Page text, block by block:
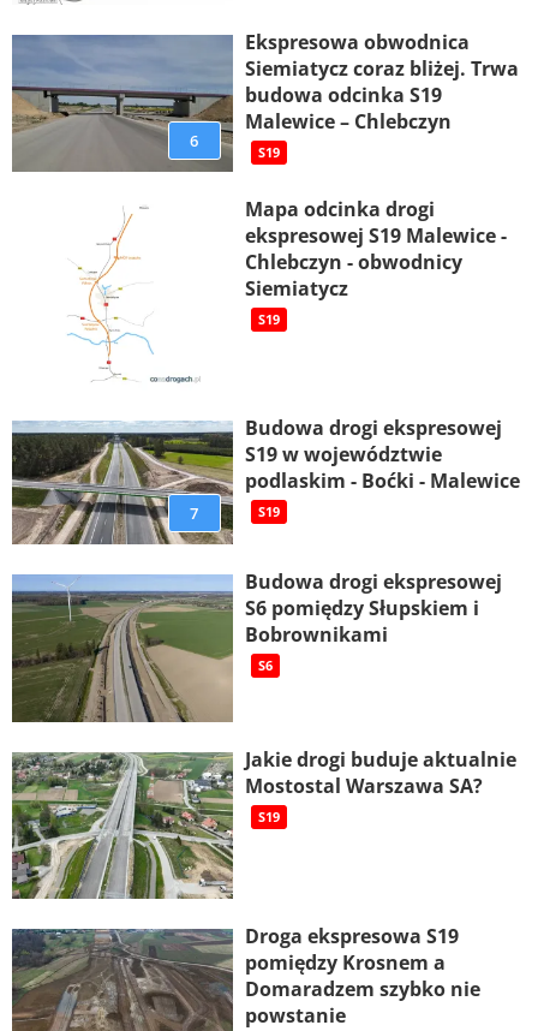
6
Ekspresowa obwodnica
Siemiatycz coraz bliżej. Trwa
budowa odcinka S19
Malewice – Chlebczyn
S19
Mapa odcinka drogi
ekspresowej S19 Malewice -
Chlebczyn - obwodnicy
Siemiatycz
S19
7
Budowa drogi ekspresowej
S19 w województwie
podlaskim - Boćki - Malewice
S19
Budowa drogi ekspresowej
S6 pomiędzy Słupskiem i
Bobrownikami
S6
Jakie drogi buduje aktualnie
Mostostal Warszawa SA?
S19
Droga ekspresowa S19
pomiędzy Krosnem a
Domaradzem szybko nie
powstanie